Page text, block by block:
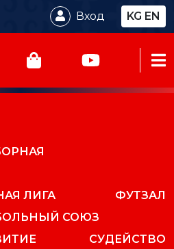
Вход KG EN
ЛИГА
ФУТЗАЛ
СОЮЗ
СУДЕЙСТВО